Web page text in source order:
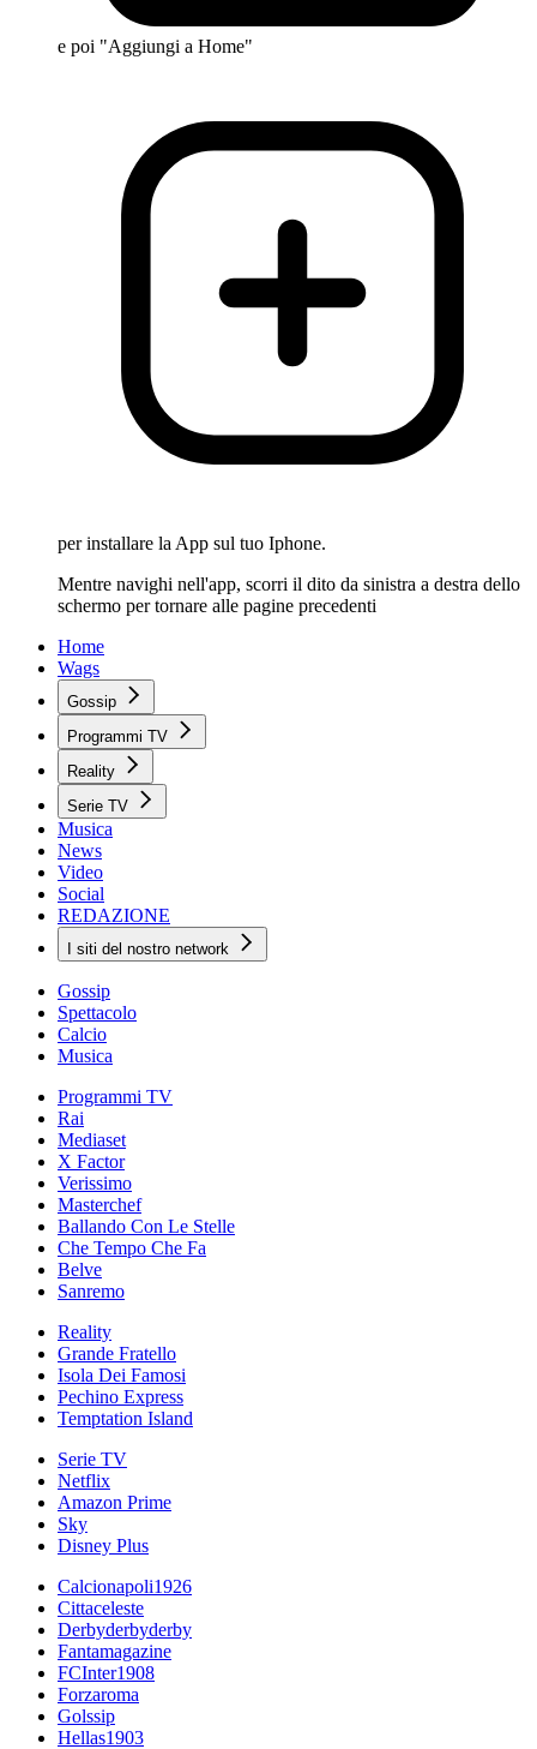
e poi "Aggiungi a Home"
per installare la App sul tuo Iphone.
Mentre navighi nell'app, scorri il dito da sinistra a destra dello
schermo per tornare alle pagine precedenti
Home
Wags
Gossip
Programmi TV
Reality
Serie TV
Musica
News
Video
Social
REDAZIONE
I siti del nostro network
Gossip
Spettacolo
Calcio
Musica
Programmi TV
Rai
Mediaset
X Factor
Verissimo
Masterchef
Ballando Con Le Stelle
Che Tempo Che Fa
Belve
Sanremo
Reality
Grande Fratello
Isola Dei Famosi
Pechino Express
Temptation Island
Serie TV
Netflix
Amazon Prime
Sky
Disney Plus
Calcionapoli1926
Cittaceleste
Derbyderbyderby
Fantamagazine
FCInter1908
Forzaroma
Golssip
Hellas1903